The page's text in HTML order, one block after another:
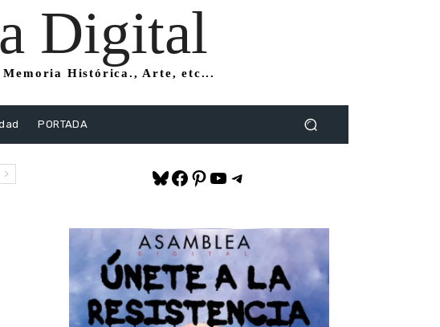
Digital
Histórica., Arte, etc...
PORTADA
Bluesky
Facebook
Pinterest
YouTube
Telegram